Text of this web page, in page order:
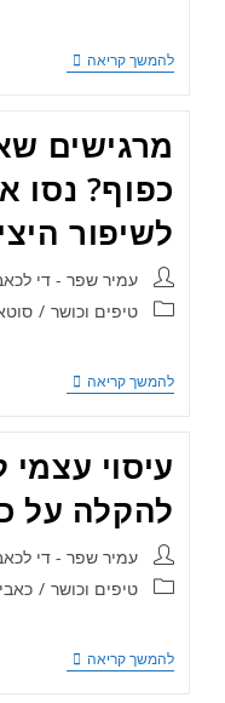
להמשך קריאה
מרגישים
כפוף? נסו
לשיפור
עמיר שפר - די
טיפים וכושר /
להמשך קריאה
עיסוי
להקלה על
עמיר שפר - די
טיפים וכושר /
להמשך קריאה